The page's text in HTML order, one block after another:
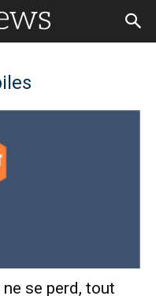
se perd, tout